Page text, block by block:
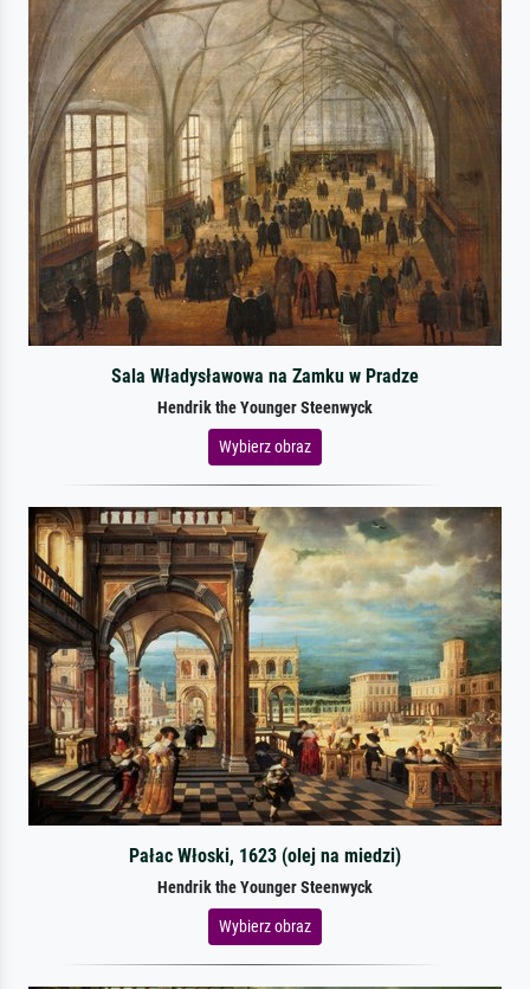
Sala Władysławowa na Zamku w Pradze
Hendrik the Younger Steenwyck
Wybierz obraz
Pałac Włoski, 1623 (olej na miedzi)
Hendrik the Younger Steenwyck
Wybierz obraz